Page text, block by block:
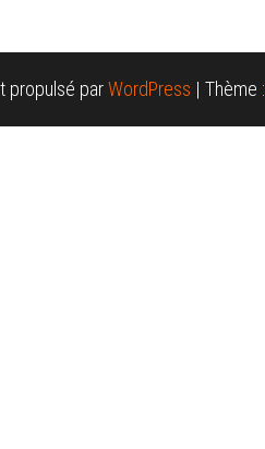
propulsé parWordPress | Thème :